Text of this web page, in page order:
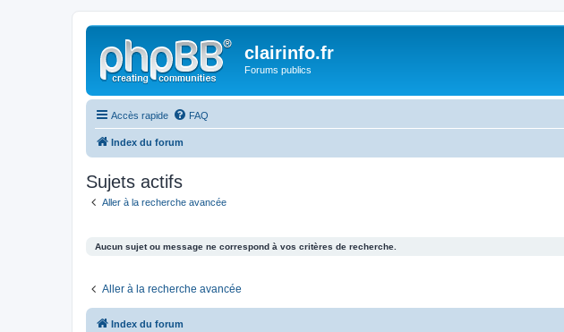
clairinfo.fr
Forums publics
Accès rapide FAQ
Index du forum
Sujets actifs
Aller à la recherche avancée
Aucun sujet ou message ne correspond à vos critères de recherche.
Aller à la recherche avancée
Index du forum